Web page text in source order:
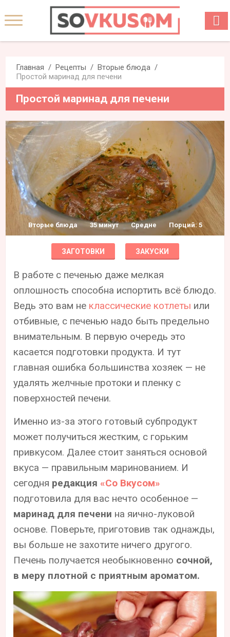
Главная Рецепты
Вторые блюда
Простой маринад для печени
Простой маринад для печени
Вторые блюда 35 минут Средне Порций: 5
ЗАГОТОВКИ ЗАКУСКИ
В работе с печенью даже мелкая
оплошность способна испортить всё блюдо.
Ведь это вам не классические котлеты или
отбивные, с печенью надо быть предельно
внимательным. В первую очередь это
касается подготовки продукта. И тут
главная ошибка большинства хозяек — не
удалять желчные протоки и пленку с
поверхностей печени.
Именно из-за этого готовый субпродукт
может получиться жестким, с горьким
привкусом. Далее стоит заняться основой
вкуса — правильным маринованием. И
сегодня редакция «Со Вкусом»
подготовила для вас нечто особенное —
маринад для печени на яично-луковой
основе. Поверьте, приготовив так однажды,
вы больше не захотите ничего другого.
Печень получается необыкновенно сочной,
в меру плотной с приятным ароматом.